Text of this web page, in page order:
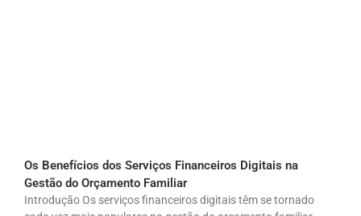
Os Benefícios dos Serviços Financeiros Digitais na
Gestão do Orçamento Familiar
Introdução Os serviços financeiros digitais têm se tornado